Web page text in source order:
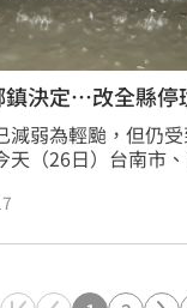
鎮決定…改全縣停
減弱為輕颱，但仍
天（26日）台南市
否停班停課」；並